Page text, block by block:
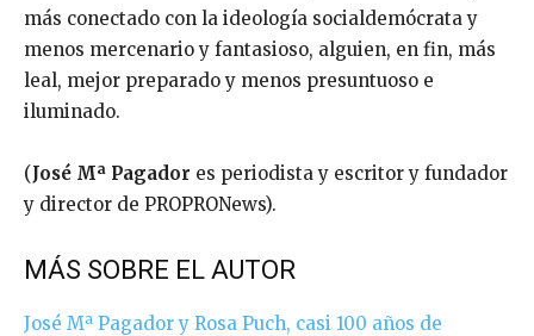
más conectado con la ideología socialdemócrata y
menos mercenario y fantasioso, alguien, en fin, más
leal, mejor preparado y menos presuntuoso e
iluminado.
(José Mª Pagador es periodista y escritor y fundador
y director de PROPRONews).
MÁS SOBRE EL AUTOR
José Mª Pagador y Rosa Puch, casi 100 años de